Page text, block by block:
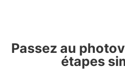
Passez au
étapes